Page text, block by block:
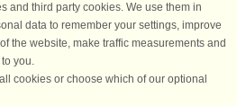
bis
zu 8 Personen. Das Haus verfügt
über 4 Schlafzimmer (2 mit
Doppelbetten, 2 mit Einzelbetten)
Familien ...
and third party cookies. We use them in
data to remember your settings, improve
the website, make traffic measurements and
you.
cookies or choose which of our optional